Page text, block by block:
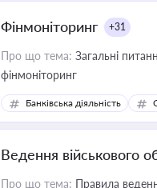
Фінмоніторинг +31
Про що тема: Загальні
фінмоніторинг
Банківська діяльність
Ведення військового
Про що тема: Правила